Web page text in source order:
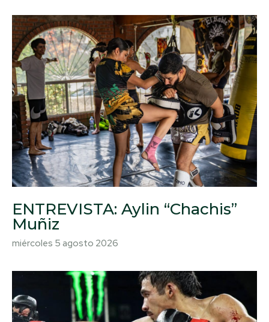
ENTREVISTA: Aylin “Chachis”
Muñiz
miércoles 5 agosto 2026